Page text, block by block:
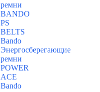
ремни
BANDO
PS
BELTS
Bando
Энергосберегающие
ремни
POWER
ACE
Bando